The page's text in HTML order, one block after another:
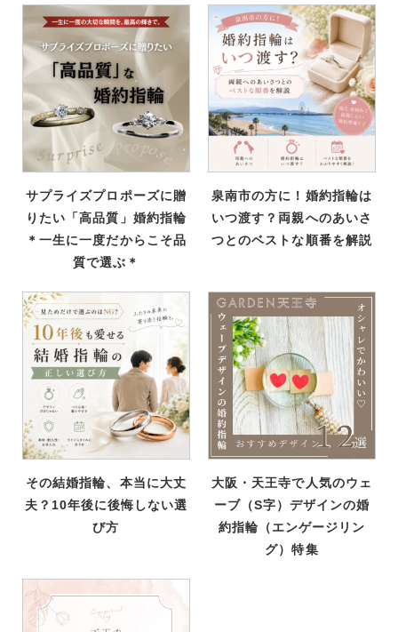
サプライズプロポーズに贈
りたい「高品質」婚約指輪
＊一生に一度だからこそ品
質で選ぶ＊
泉南市の方に！婚約指輪は
いつ渡す？両親へのあいさ
つとのベストな順番を解説
その結婚指輪、本当に大丈
夫？10年後に後悔しない選
び方
大阪・天王寺で人気のウェ
ーブ（S字）デザインの婚
約指輪（エンゲージリン
グ）特集